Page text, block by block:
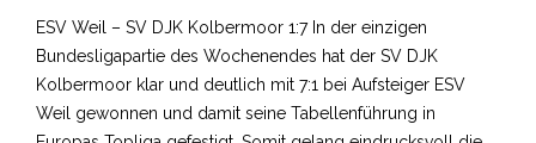
ESV Weil – SV DJK Kolbermoor 1:7 In der einzigen
Bundesligapartie des Wochenendes hat der SV DJK
Kolbermoor klar und deutlich mit 7:1 bei Aufsteiger ESV
Weil gewonnen und damit seine Tabellenführung in